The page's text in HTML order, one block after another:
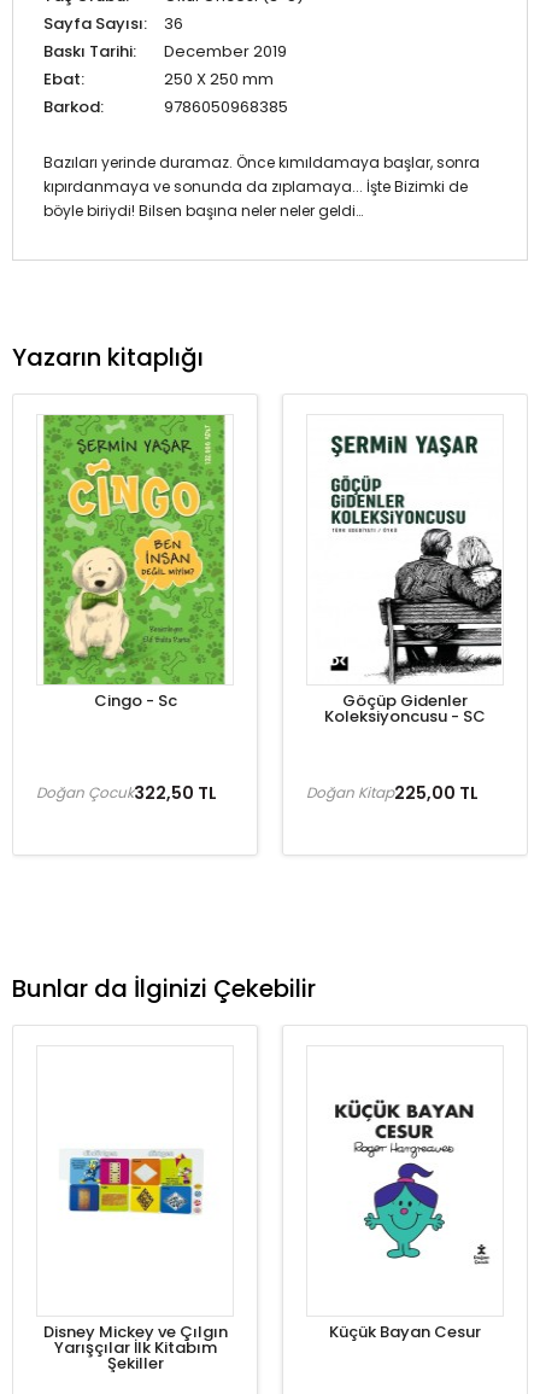
Sayfa Sayısı:
36
Baskı Tarihi:
December 2019
Ebat:
250 X 250 mm
Barkod:
9786050968385
Bazıları yerinde duramaz. Önce kımıldamaya başlar, sonra
kıpırdanmaya ve sonunda da zıplamaya... İşte Bizimki de
böyle biriydi! Bilsen başına neler neler geldi…
Yazarın kitaplığı
Cingo - Sc
322,50 TL
Doğan Çocuk
Göçüp Gidenler
Koleksiyoncusu - SC
225,00 TL
Doğan Kitap
Bunlar da İlginizi Çekebilir
Disney Mickey ve Çılgın
Yarışçılar İlk Kitabım
Şekiller
Küçük Bayan Cesur